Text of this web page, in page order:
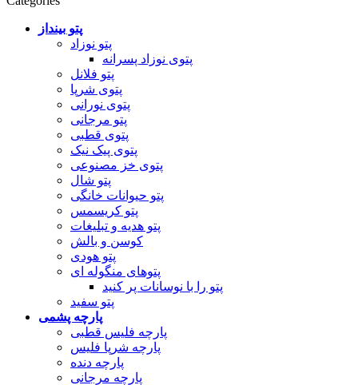
پتو بینداز
پتو نوزاد
پتوی نوزاد پسرانه
پتو فلانل
پتوی شرپا
پتوی نورانی
پتو مرجانی
پتوی قطبی
پتوی پیک نیک
پتوی خز مصنوعی
پتو شال
پتو حیوانات خانگی
پتو کریسمس
پتو هدیه و تبلیغات
کوسن و بالش
پتو هودی
پتوهای منگوله ای
پتو را با نوسانات پر کنید
پتو سفید
پارچه پشمی
پارچه فلیس قطبی
پارچه شرپا فلیس
پارچه دنده
پارچه مرجانی